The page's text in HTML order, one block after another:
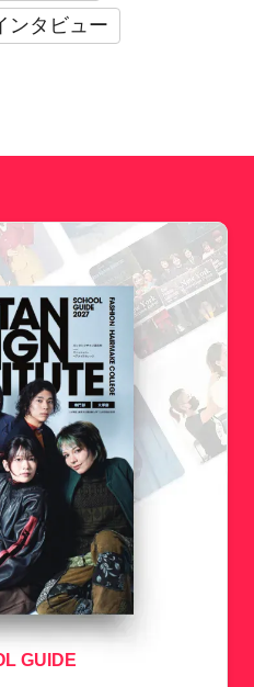
ンタビュー
GUIDE